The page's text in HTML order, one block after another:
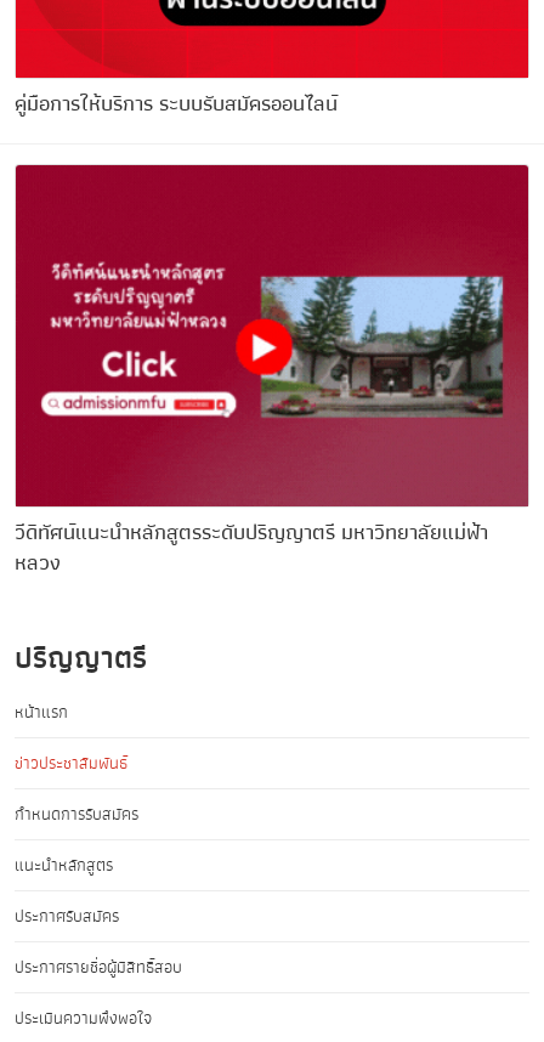
คู่มือการให้บริการ ระบบรับสมัครออนไลน์
วีดิทัศน์แนะนำหลักสูตรระดับปริญญาตรี มหาวิทยาลัยแม่ฟ้า
หลวง
ปริญญาตรี
หน้าแรก
ข่าวประชาสัมพันธ์
กำหนดการรับสมัคร
แนะนำหลักสูตร
ประกาศรับสมัคร
ประกาศรายชื่อผู้มีสิทธิ์สอบ
ประเมินความพึงพอใจ